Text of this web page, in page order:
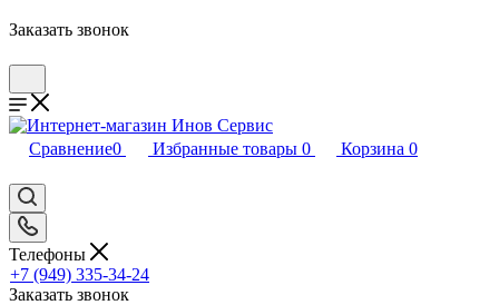
Заказать звонок
Сравнение0 Избранные товары 0 Корзина 0
Телефоны
+7 (949) 335-34-24
Заказать звонок